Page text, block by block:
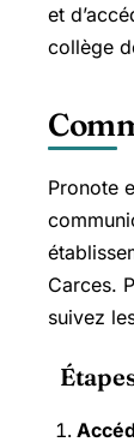
et
collège
Pronote
Carces.
suivez